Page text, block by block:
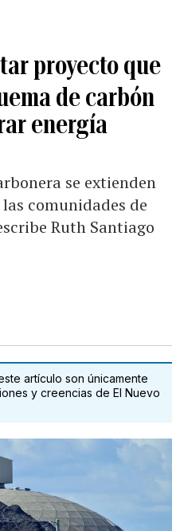
proyecto que
de carbón
energía
se extienden
comunidades de
Ruth Santiago
artículo son únicamente
y creencias de El Nuevo